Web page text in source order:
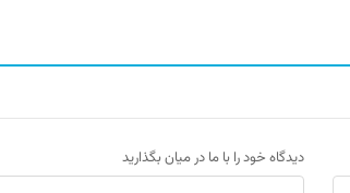
دیدگاه خود را با ما در میان بگذارید